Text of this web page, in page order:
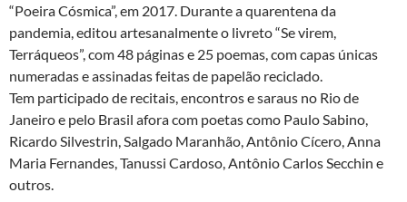
“Poeira Cósmica”, em 2017. Durante a quarentena da
pandemia, editou artesanalmente o livreto “Se virem,
Terráqueos”, com 48 páginas e 25 poemas, com capas únicas
numeradas e assinadas feitas de papelão reciclado.
Tem participado de recitais, encontros e saraus no Rio de
Janeiro e pelo Brasil afora com poetas como Paulo Sabino,
Ricardo Silvestrin, Salgado Maranhão, Antônio Cícero, Anna
Maria Fernandes, Tanussi Cardoso, Antônio Carlos Secchin e
outros.